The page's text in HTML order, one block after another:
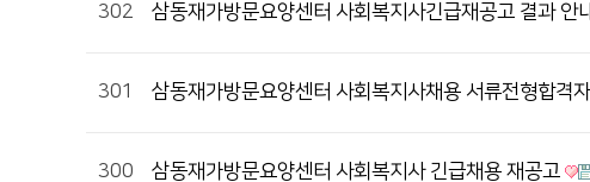
302 삼동재가방문요양센터 사회복지사긴급재공고 결과 안
301 삼동재가방문요양센터 사회복지사채용 서류전형합격
300 삼동재가방문요양센터 사회복지사 긴급채용 재공고